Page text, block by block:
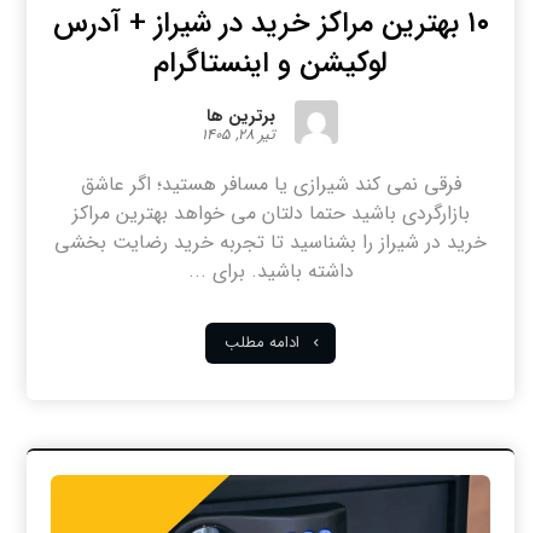
۱۰ بهترین مراکز خرید در شیراز + آدرس
لوکیشن و اینستاگرام
برترین ها
تیر ۲۸, ۱۴۰۵
فرقی نمی کند شیرازی یا مسافر هستید؛ اگر عاشق
بازارگردی باشید حتما دلتان می خواهد بهترین مراکز
خرید در شیراز را بشناسید تا تجربه خرید رضایت بخشی
داشته باشید. برای ...
ادامه مطلب